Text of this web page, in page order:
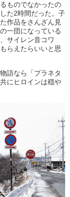
ものでなかったの
た2時間だった。子
作品をさんざん見
一団になっている
サイレン音コワ
らえたらいいと思
語なら「プラネタ
にヒロインは穏や